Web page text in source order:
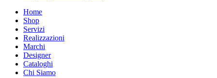
Home
Shop
Servizi
Realizzazioni
Marchi
Designer
Cataloghi
Chi Siamo